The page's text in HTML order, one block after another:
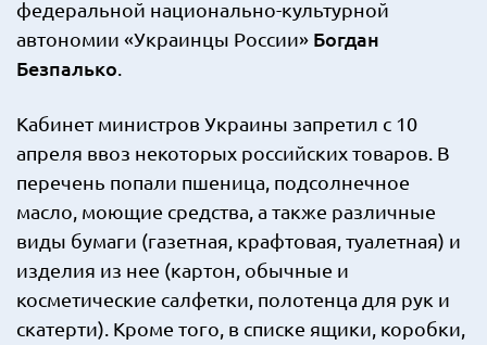
федеральной национально-культурной
автономии «Украинцы России» Богдан
Безпалько
Кабинет министров Украины запретил с 10
апреля ввоз некоторых российских товаров. В
перечень попали пшеница, подсолнечное
масло, моющие средства, а также различные
виды бумаги (газетная, крафтовая, туалетная) и
изделия из нее (картон, обычные и
косметические салфетки, полотенца для рук и
скатерти). Кроме того, в списке ящики, коробки,